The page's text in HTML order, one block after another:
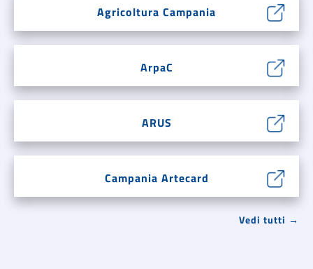
Agricoltura Campania
ArpaC
ARUS
Campania Artecard
Vedi tutti →